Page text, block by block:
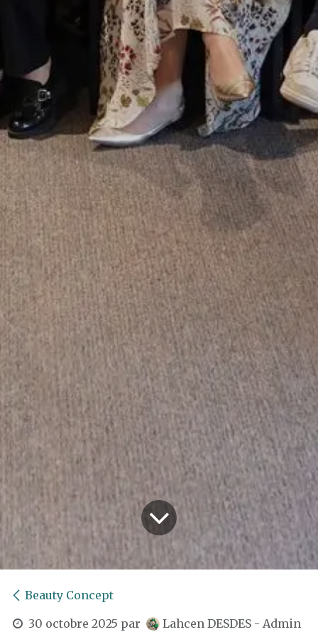
Beauty Concept
30 octobre 2025 par
Lahcen DESDES - Admin